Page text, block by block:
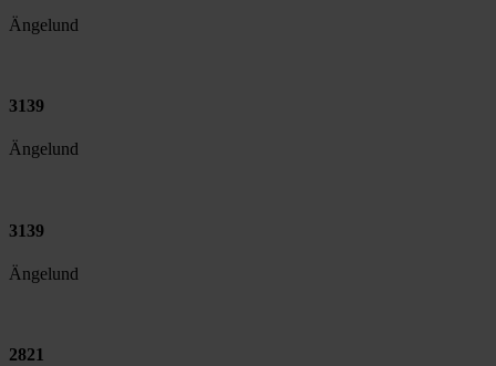
Ängelund
3139
Ängelund
3139
Ängelund
2821